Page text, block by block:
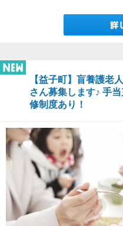
【益子町】盲養護老
さん募集します♪ 手
修制度あり！